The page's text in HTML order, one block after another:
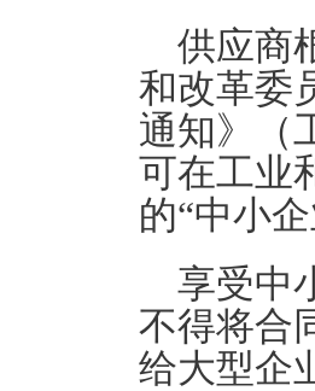
供应商
和改革委
通知》（
可在工业
的“中小
享受中
不得将合
给大型企